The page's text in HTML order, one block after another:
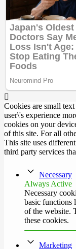
Cookies are small
user\'s experience
cookies on your
of this site. For all
This site uses
third party services
Necessary
Always Active
Necessary
basic functions
of the website.
these cookies.
Marketing